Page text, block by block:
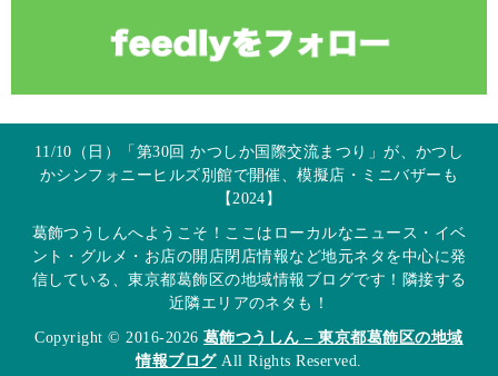
11/10（日）「第30回 かつしか国際交流まつり」が、かつし
かシンフォニーヒルズ別館で開催、模擬店・ミニバザーも
【2024】
葛飾つうしんへようこそ！ここはローカルなニュース・イベ
ント・グルメ・お店の開店閉店情報など地元ネタを中心に発
信している、東京都葛飾区の地域情報ブログです！隣接する
近隣エリアのネタも！
Copyright © 2016-2026 葛飾つうしん – 東京都葛飾区の地域
情報ブログAll Rights Reserved.